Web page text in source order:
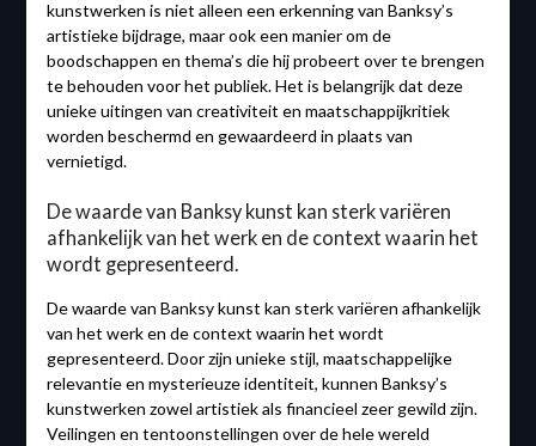
kunstwerken is niet alleen een erkenning van Banksy’s
artistieke bijdrage, maar ook een manier om de
boodschappen en thema’s die hij probeert over te brengen
te behouden voor het publiek. Het is belangrijk dat deze
unieke uitingen van creativiteit en maatschappijkritiek
worden beschermd en gewaardeerd in plaats van
vernietigd.
De waarde van Banksy kunst kan sterk variëren
afhankelijk van het werk en de context waarin het
wordt gepresenteerd.
De waarde van Banksy kunst kan sterk variëren afhankelijk
van het werk en de context waarin het wordt
gepresenteerd. Door zijn unieke stijl, maatschappelijke
relevantie en mysterieuze identiteit, kunnen Banksy’s
kunstwerken zowel artistiek als financieel zeer gewild zijn.
Veilingen en tentoonstellingen over de hele wereld